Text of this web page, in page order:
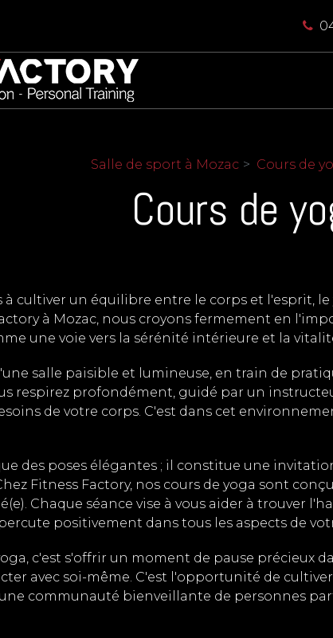
Salle de sport à Mozac Cours de
Cours de
à cultiver un équilibre entre le corps et l'esprit,
à Mozac, nous croyons fermement en
une voie vers la sérénité intérieure et la
salle paisible et lumineuse, en train de
respirez profondément, guidé par un
de votre corps. C'est dans cet
des poses élégantes ; il constitue une
Fitness Factory, nos cours de yoga sont
Chaque séance vise à vous aider à trouver
positivement dans tous les aspects de
c'est s'offrir un moment de pause précieux
avec soi-même. C'est l'opportunité de
communauté bienveillante de personnes